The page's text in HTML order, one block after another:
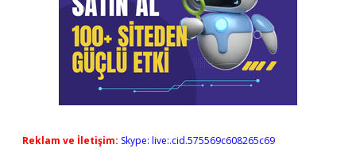
Reklam ve İletişim: Skype: live:.cid.575569c608265c69